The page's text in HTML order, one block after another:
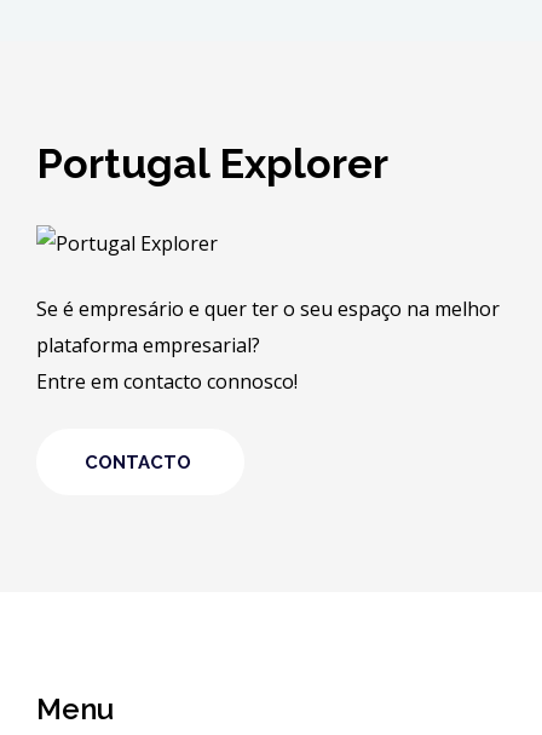
Menu
Portugal Explorer
Se é empresário e quer ter o seu espaço na melhor
plataforma empresarial?
Entre em contacto connosco!
CONTACTO